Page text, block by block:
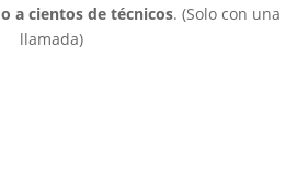
a cientos de técnicos. (Solo con una
llamada)